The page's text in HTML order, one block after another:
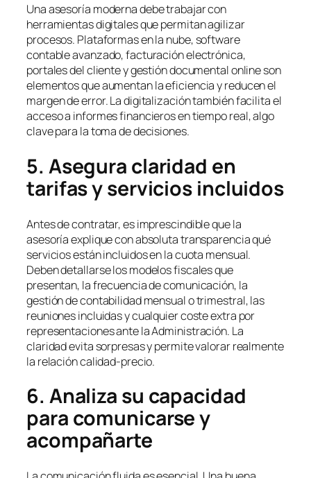
Una asesoría moderna debe trabajar con
herramientas digitales que permitan agilizar
procesos. Plataformas en la nube, software
contable avanzado, facturación electrónica,
portales del cliente y gestión documental online son
elementos que aumentan la eficiencia y reducen el
margen de error. La digitalización también facilita el
acceso a informes financieros en tiempo real, algo
clave para la toma de decisiones.
5. Asegura claridad en
tarifas y servicios incluidos
Antes de contratar, es imprescindible que la
asesoría explique con absoluta transparencia qué
servicios están incluidos en la cuota mensual.
Deben detallarse los modelos fiscales que
presentan, la frecuencia de comunicación, la
gestión de contabilidad mensual o trimestral, las
reuniones incluidas y cualquier coste extra por
representaciones ante la Administración. La
claridad evita sorpresas y permite valorar realmente
la relación calidad-precio.
6. Analiza su capacidad
para comunicarse y
acompañarte